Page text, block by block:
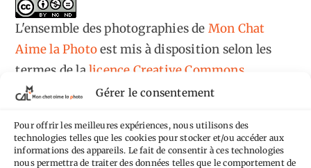
Gérer le consentement
Pour offrir les meilleures expériences, nous utilisons des
technologies telles que les cookies pour stocker et/ou accéder aux
informations des appareils. Le fait de consentir à ces technologies
nous permettra de traiter des données telles que le comportement de
L'ensemble des photographiesde Mon Chat
Aime la Photoest mis à disposition selon les
termes de lalicence Creative Commons
Attribution - Pas d'Utilisation Commerciale -
Fondé(e) sur une œuvre dehttps://mcalp.fr.